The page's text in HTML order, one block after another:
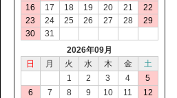
16
17 18 19 20 21
22
23
24 25 26 27 28
29
30
31
2026年09月
日
月 火 水 木 金
土
1
2 3 4
5
6
7 8 9 10 11
12